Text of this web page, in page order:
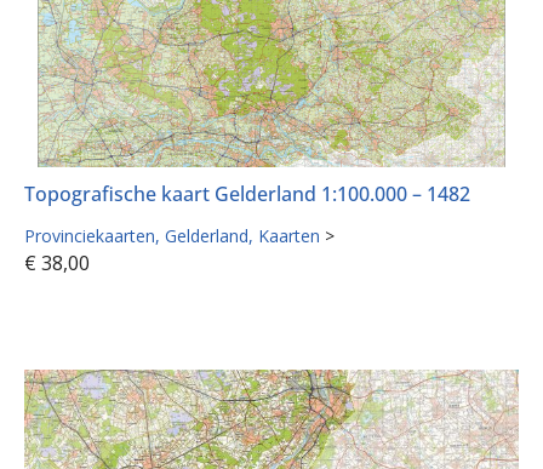
Topografische kaart Gelderland 1:100.000 – 1482
Provinciekaarten Gelderland Kaarten >
€ 38,00